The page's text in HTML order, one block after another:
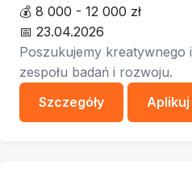
💰 8 000 - 12 000 zł
📅 23.04.2026
Poszukujemy kreatywnego
zespołu badań i rozwoju.
Szczegóły
Aplikuj